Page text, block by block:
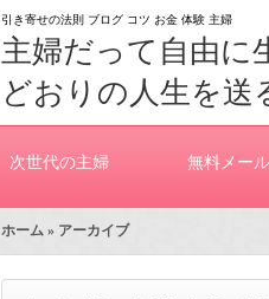
引き寄せの法則 ブログ コツ お金 体験 主婦
主婦だって自由に
どおりの人生を送
次世代の主婦 無料メー
ホーム » アーカイブ